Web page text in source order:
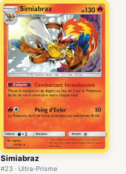
Simiabraz
#23 · Ultra-Prisme